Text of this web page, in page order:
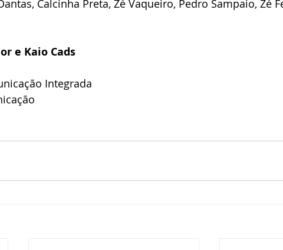
Calcinha Preta, Zé Vaqueiro, Pedro Sampaio, Zé
e Kaio Cads
Integrada